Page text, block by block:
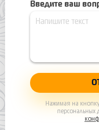
Введите ваш
Нажимая на
персональных